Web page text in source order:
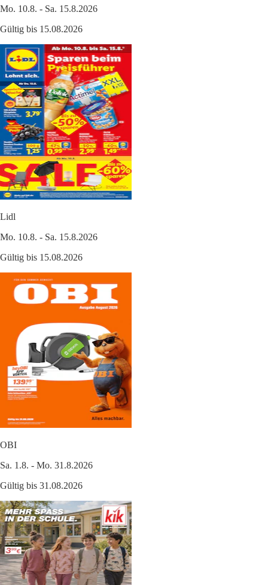
Mo. 10.8. - Sa. 15.8.2026
Gültig bis 15.08.2026
Lidl
Mo. 10.8. - Sa. 15.8.2026
Gültig bis 15.08.2026
OBI
Sa. 1.8. - Mo. 31.8.2026
Gültig bis 31.08.2026